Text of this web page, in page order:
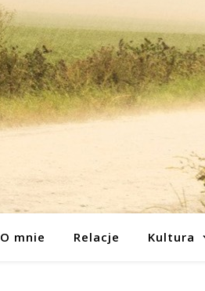
O mnie Relacje Kultura